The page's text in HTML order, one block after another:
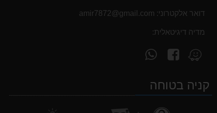
דואר אלקטרוני: ‫amir7872@gmail.com‬
מדיה דיגיטאלית:
מצא
אותנו
Waze
עקוב
אחרינו
facebookקניה בטוחה